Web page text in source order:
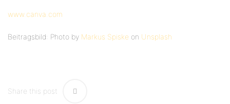
www.canva.com
Beitragsbild: Photo by Markus Spiske on Unsplash
Share this post